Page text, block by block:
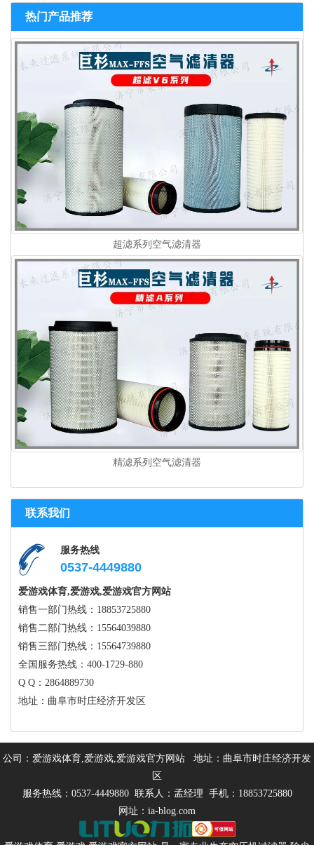
热门产品推荐
超滤系列空气滤清器
精滤系列空气滤清器
联系我们
服务热线
0537-4449880
爱游戏体育,爱游戏,爱游戏官方网站
销售一部门热线：18853725880
销售二部门热线：15564039880
销售三部门热线：15564739880
全国服务热线：400-1729-880
Q Q：2864889730
地址：曲阜市时庄经济开发区
公司：爱游戏体育,爱游戏,爱游戏官方网站 地址：曲阜市时庄经济开发
区
服务热线：0537-4449880 联系人：孟经理 手机：18853725880
网址：ia-blog.com